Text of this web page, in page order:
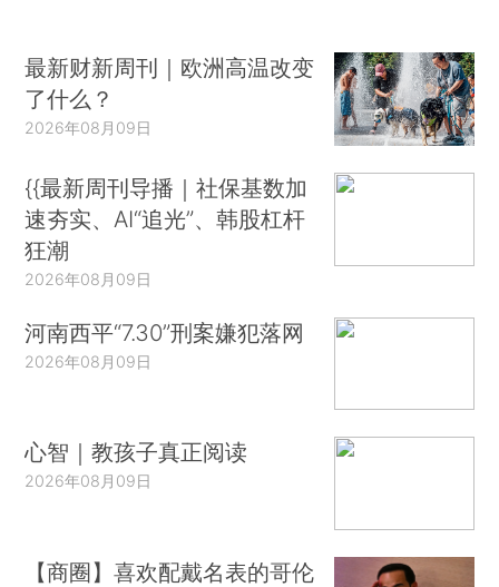
最新财新周刊｜欧洲高温改变
了什么？
2026年08月09日
{{最新周刊导播｜社保基数加
速夯实、AI“追光”、韩股杠杆
狂潮
2026年08月09日
河南西平“7.30”刑案嫌犯落网
2026年08月09日
心智｜教孩子真正阅读
2026年08月09日
【商圈】喜欢配戴名表的哥伦